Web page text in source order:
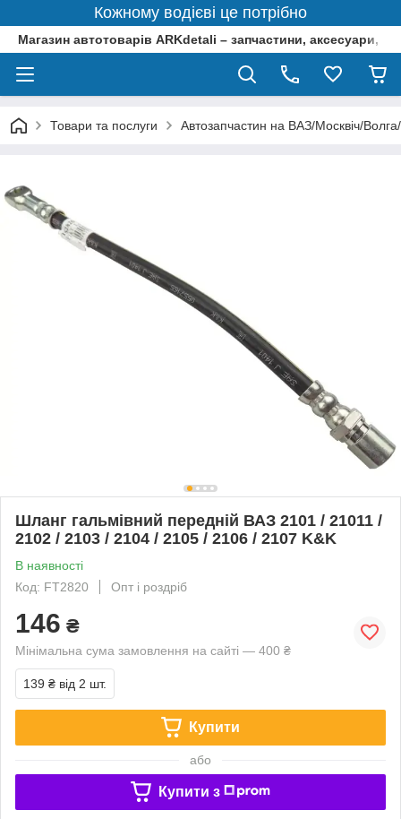
Кожному водієві це потрібно
Магазин автотоварів ARKdetali – запчастини, аксесуари,
Товари та послуги Автозапчастин на ВАЗ/Москвіч/
Шланг гальмівний передній ВАЗ 2101 / 21011 /
2102 / 2103 / 2104 / 2105 / 2106 / 2107 K&K
В наявності
Код: FT2820
Опт і роздріб
146 ₴
Мінімальна сума замовлення на сайті — 400 ₴
139 ₴ від 2 шт.
Купити
або
Купити з